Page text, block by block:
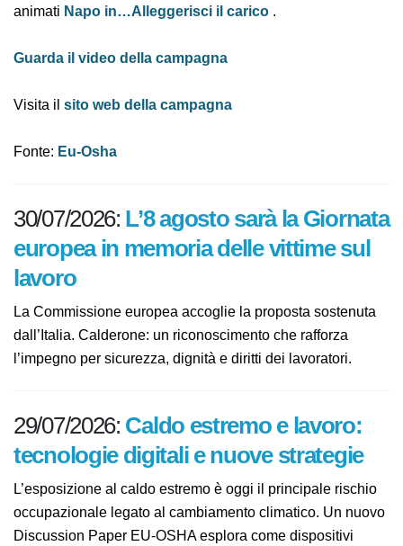
Per maggiori informazioni sulla prevenzione dei DMS
animati Napo in…Alleggerisci il carico
Guarda il video della campagna
Visita ilsito web della campagna
30/07/2026:L’8 agosto sarà la
Giornata europea in memoria delle
vittime sul lavoro
La Commissione europea accoglie la proposta
lavoratori.
29/07/2026:Caldo estremo e lavoro:
tecnologie digitali e nuove strategie